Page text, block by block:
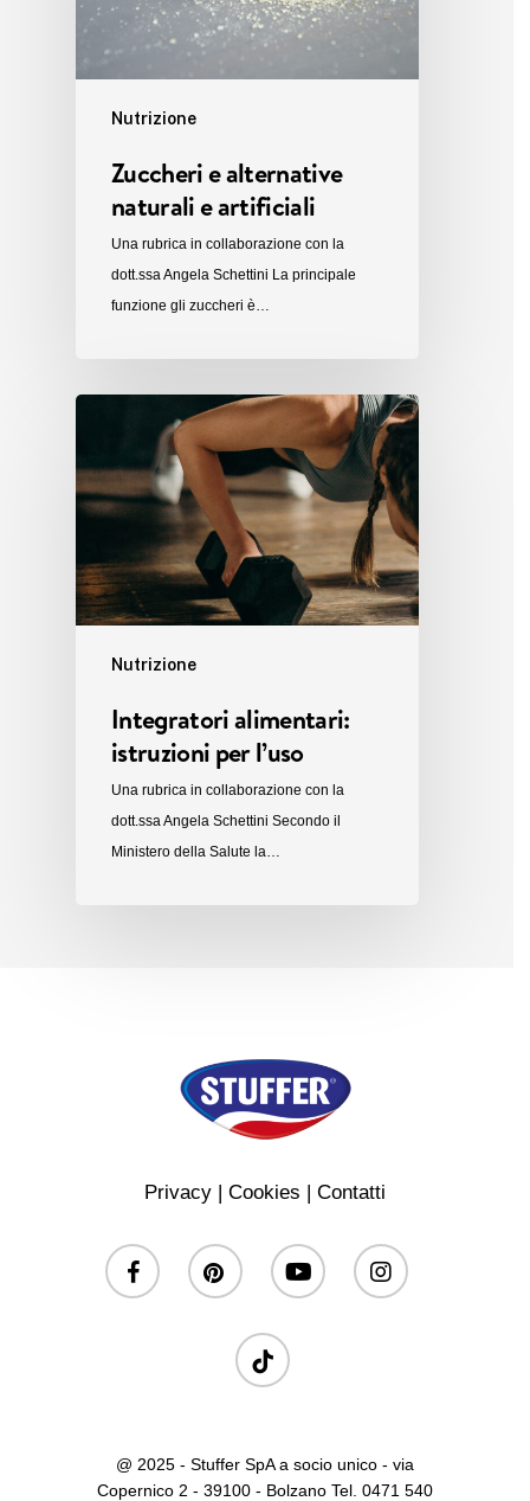
Nutrizione
Zuccheri e alternative
naturali e artificiali
Una rubrica in collaborazione con la
dott.ssa Angela Schettini La principale
funzione gli zuccheri è…
Nutrizione
Integratori alimentari:
istruzioni per l’uso
Una rubrica in collaborazione con la
dott.ssa Angela Schettini Secondo il
Ministero della Salute la…
Privacy | Cookies | Contatti
facebook pinterest youtube instagram
tiktok
@ 2025 - Stuffer SpA a socio unico - via
Copernico 2 - 39100 - Bolzano Tel. 0471 540